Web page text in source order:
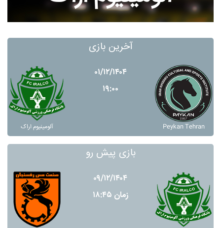
آخرین بازی
آلومينيوم اراک
۰۱/۱۲/۱۴۰۴
۱۹:۰۰
Peykan Tehran
بازی پیش رو
۰۹/۱۲/۱۴۰۴
زمان ۱۸:۴۵